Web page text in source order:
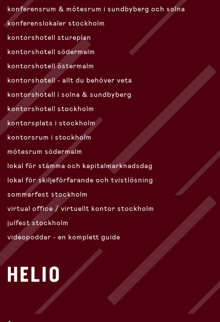
konferensrum & mötesrum i sundbyberg och solna
konferenslokaler stockholm
kontorshotell stureplan
kontorshotell södermalm
kontorshotell östermalm
kontorshotell - allt du behöver veta
kontorshotell i solna & sundbyberg
kontorshotell stockholm
kontorsplats i stockholm
kontorsrum i stockholm
mötesrum södermalm
lokal för stämma och kapitalmarknadsdag
lokal för skiljeförfarande och tvistlösning
sommarfest stockholm
virtual office / virtuellt kontor stockholm
julfest stockholm
videopoddar - en komplett guide